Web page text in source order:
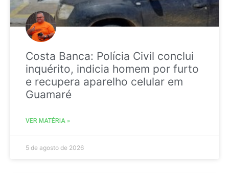
Costa Banca: Polícia Civil conclui
inquérito, indicia homem por furto
e recupera aparelho celular em
Guamaré
VER MATÉRIA »
5 de agosto de 2026